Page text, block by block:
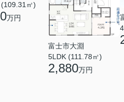
㎡)
万円
富士市大淵
5LDK (111.78㎡)
2,880万円